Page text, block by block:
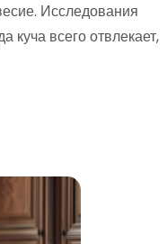
Исследования
куча всего отвлекает,